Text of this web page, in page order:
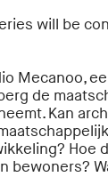
will be
Mecanoo,
de
Kan
Hoe
bewoners?